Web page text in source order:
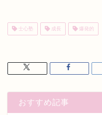
士心塾 成長 爆発的
おすすめ記事